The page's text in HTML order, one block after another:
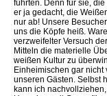
führten. Denn für sie,
er ja gedacht, die
nur ab! Unsere
uns die Köpfe heiß.
verzweifelter Versuch
Mitteln die materielle
weißen Kultur zu
Einheimischen gar nicht
unseren Gästen. Selbst
kann ich